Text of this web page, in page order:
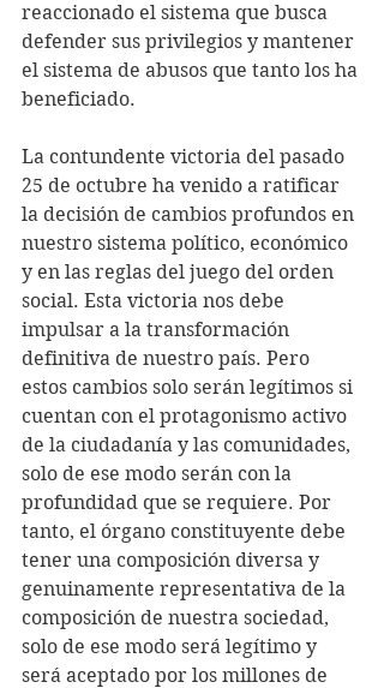
reaccionado el sistema que busca
defender sus privilegios y mantener
el sistema de abusos que tanto los ha
beneficiado.
La contundente victoria del pasado
25 de octubre ha venido a ratificar
la decisión de cambios profundos en
nuestro sistema político, económico
y en las reglas del juego del orden
social. Esta victoria nos debe
impulsar a la transformación
definitiva de nuestro país. Pero
estos cambios solo serán legítimos si
cuentan con el protagonismo activo
de la ciudadanía y las comunidades,
solo de ese modo serán con la
profundidad que se requiere. Por
tanto, el órgano constituyente debe
tener una composición diversa y
genuinamente representativa de la
composición de nuestra sociedad,
solo de ese modo será legítimo y
será aceptado por los millones de